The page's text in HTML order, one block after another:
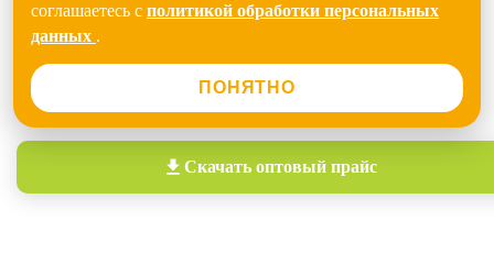
соглашаетесь с политикой обработки персональных
данных .
ПОНЯТНО
Скачать оптовый прайс